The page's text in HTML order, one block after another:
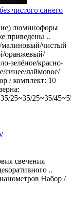
чистого синего
люминофоры
приведены ..
малиновый/чистый
оранжевый/
зелёное/красно-
синее/лаймовое/
/ комплект: 10
25~35/25~35/
свечения
..
Набор /